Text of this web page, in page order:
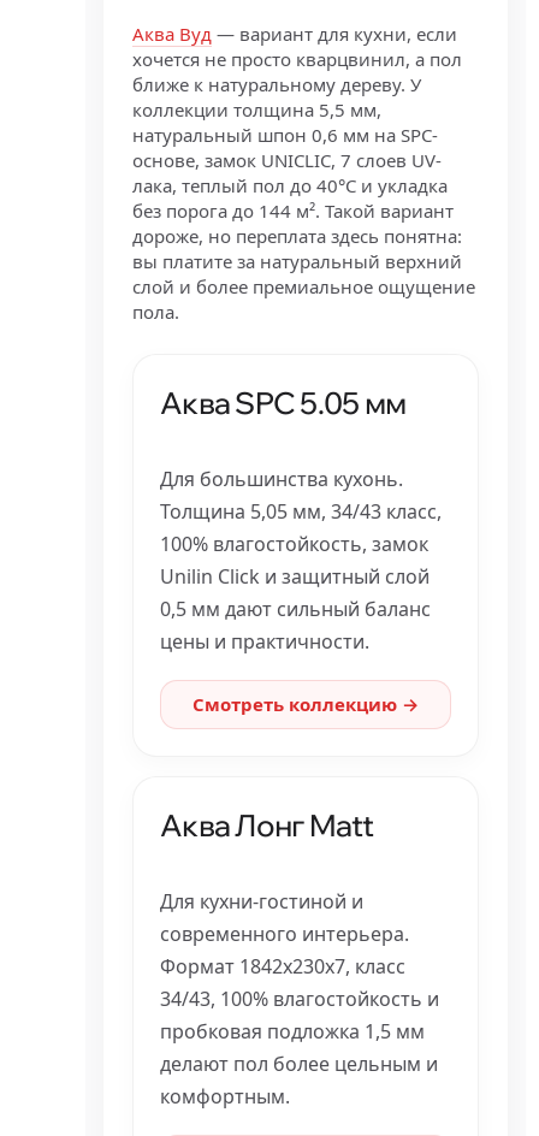
Аква Вуд — вариант для кухни, если
хочется не просто кварцвинил, а пол
ближе к натуральному дереву. У
коллекции толщина 5,5 мм,
натуральный шпон 0,6 мм на SPC-
основе, замок UNICLIC, 7 слоев UV-
лака, теплый пол до 40°C и укладка
без порога до 144 м². Такой вариант
дороже, но переплата здесь понятна:
вы платите за натуральный верхний
слой и более премиальное ощущение
пола.
Аква SPC 5.05 мм
Для большинства кухонь.
Толщина 5,05 мм, 34/43 класс,
100% влагостойкость, замок
Unilin Click и защитный слой
0,5 мм дают сильный баланс
цены и практичности.
Смотреть коллекцию →
Аква Лонг Matt
Для кухни-гостиной и
современного интерьера.
Формат 1842x230x7, класс
34/43, 100% влагостойкость и
пробковая подложка 1,5 мм
делают пол более цельным и
комфортным.